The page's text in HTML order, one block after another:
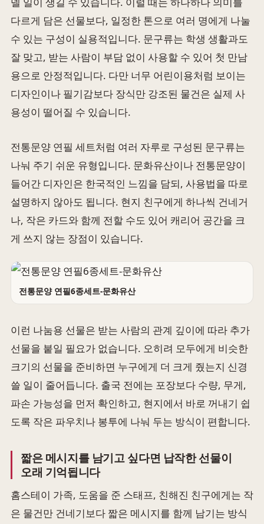
다르게 담은 선물보다, 일정한 톤으로 여러 명에게 나눌
수 있는 구성이 실용적입니다. 문구류는 학생 생활과도
잘 맞고, 받는 사람이 부담 없이 사용할 수 있어 첫 만남
용으로 안정적입니다. 다만 너무 어린이용처럼 보이는
디자인이나 필기감보다 장식만 강조된 물건은 실제 사
용성이 떨어질 수 있습니다.
전통문양 연필 세트처럼 여러 자루로 구성된 문구류는
나눠 주기 쉬운 유형입니다. 문화유산이나 전통문양이
들어간 디자인은 한국적인 느낌을 담되, 사용법을 따로
설명하지 않아도 됩니다. 현지 친구에게 하나씩 건네거
나, 작은 카드와 함께 전할 수도 있어 캐리어 공간을 크
게 쓰지 않는 장점이 있습니다.
전통문양 연필6종세트-문화유산
이런 나눔용 선물은 받는 사람의 관계 깊이에 따라 추가
선물을 붙일 필요가 없습니다. 오히려 모두에게 비슷한
크기의 선물을 준비하면 누구에게 더 크게 줬는지 신경
쓸 일이 줄어듭니다. 출국 전에는 포장보다 수량, 무게,
파손 가능성을 먼저 확인하고, 현지에서 바로 꺼내기 쉽
도록 작은 파우치나 봉투에 나눠 두는 방식이 편합니다.
짧은 메시지를 남기고 싶다면 납작한 선물이
오래 기억됩니다
홈스테이 가족, 도움을 준 스태프, 친해진 친구에게는 작
은 물건만 건네기보다 짧은 메시지를 함께 남기는 방식